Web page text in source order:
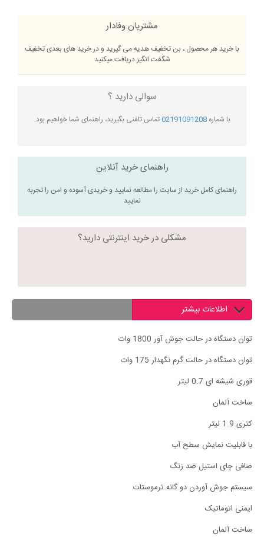
مشتریان وفادار
با خرید هر محصول ، بن تخفیف هدیه می گیرید و در خرید های بعدی تخفیف
شگفت انگیز دریافت میکنید
سوالی دارید ؟
با شماره02191091208تماس تلفنی بگیرید، راهنمای شما خواهیم بود.
راهنمای خرید آنلاین
راهنمای کامل خرید از سایت را مطالعه نمایید و خریدی آسوده و امن را تجربه
نمایید
مشکلی در خرید اینترنتی دارید؟
اطلاعات بیشتر
توان دستگاه در حالت جوش آور 1800 وات
توان دستگاه در حالت گرم نگهدار 175 وات
قوری شیشه ای 0.7 لیتر
ساخت آلمان
کتری 1.9 لیتر
با قابلیت نمایش سطح آب
صافی چای استیل ضد زنگ
سیستم جوش آوردن دو گانه ترموستات
ایمنی اتوماتیک
ساخت آلمان